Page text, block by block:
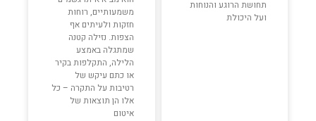
תחושת הרוגע והנוחות
ועל היכולת
משמעותיים, רוחות
חזקות ולעיתים אף
הצפות. נזילה קטנה
שמתגלה באמצע
הלילה, התקלפות בקיר
או כתם עיקש של
רטיבות על התקרה – כל
אלו הן תוצאות של
איטום